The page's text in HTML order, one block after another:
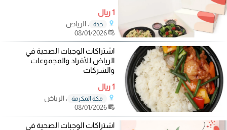
1 ريال
جدة
، الرياض
08/01/2026
اشتراكات الوجبات الصحية في
الرياض للأفراد والمجموعات
والشركات
1 ريال
مكة المكرمة
، الرياض
08/01/2026
اشتراكات الوجبات الصحية في